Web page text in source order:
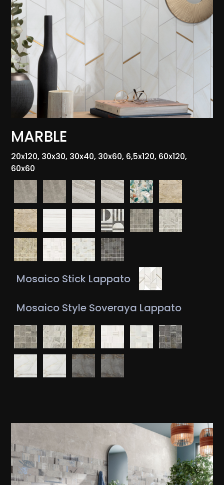
MARBLE
20x120, 30x30, 30x40, 30x60, 6,5x120, 60x120,
60x60
Mosaico Stick Lappato
Mosaico Style Soveraya Lappato